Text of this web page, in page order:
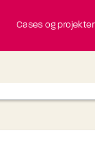
Cases og projekter